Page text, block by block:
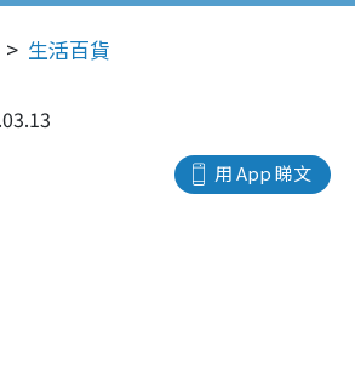
生活百貨
用 App 睇文